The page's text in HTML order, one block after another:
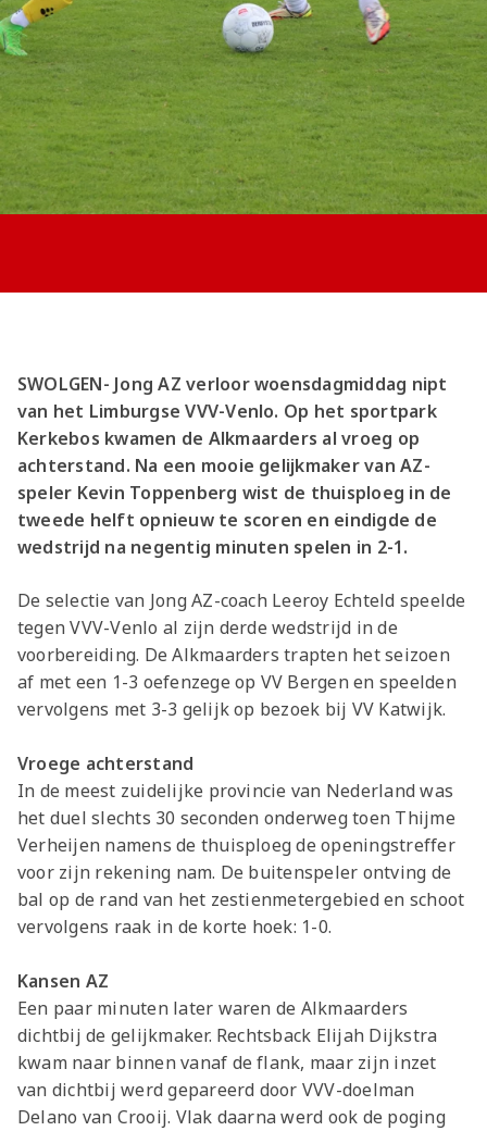
Jong AZ
Seizoenkaart
SWOLGEN- Jong AZ verloor woensdagmiddag nipt
van het Limburgse VVV-Venlo. Op het sportpark
Kerkebos kwamen de Alkmaarders al vroeg op
achterstand. Na een mooie gelijkmaker van AZ-
speler Kevin Toppenberg wist de thuisploeg in de
tweede helft opnieuw te scoren en eindigde de
wedstrijd na negentig minuten spelen in 2-1.
De selectie van Jong AZ-coach Leeroy Echteld speelde
tegen VVV-Venlo al zijn derde wedstrijd in de
voorbereiding. De Alkmaarders trapten het seizoen
af met een 1-3 oefenzege op VV Bergen en speelden
vervolgens met 3-3 gelijk op bezoek bij VV Katwijk.
Vroege achterstand
In de meest zuidelijke provincie van Nederland was
het duel slechts 30 seconden onderweg toen Thijme
Verheijen namens de thuisploeg de openingstreffer
voor zijn rekening nam. De buitenspeler ontving de
bal op de rand van het zestienmetergebied en schoot
vervolgens raak in de korte hoek: 1-0.
Kansen AZ
Een paar minuten later waren de Alkmaarders
dichtbij de gelijkmaker. Rechtsback Elijah Dijkstra
kwam naar binnen vanaf de flank, maar zijn inzet
van dichtbij werd gepareerd door VVV-doelman
Delano van Crooij. Vlak daarna werd ook de poging